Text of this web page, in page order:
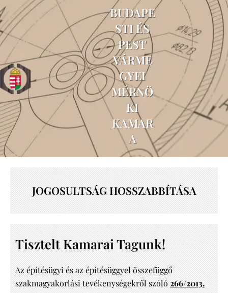
BUDAPE
STI ÉS
PEST
VÁRME
GYEI
MÉRNÖ
KI
KAMAR
A
JOGOSULTSÁG HOSSZABBÍTÁSA
Tisztelt Kamarai Tagunk!
Az építésügyi és az építésüggyel összefüggő
szakmagyakorlási tevékenységekről szóló266/2013.